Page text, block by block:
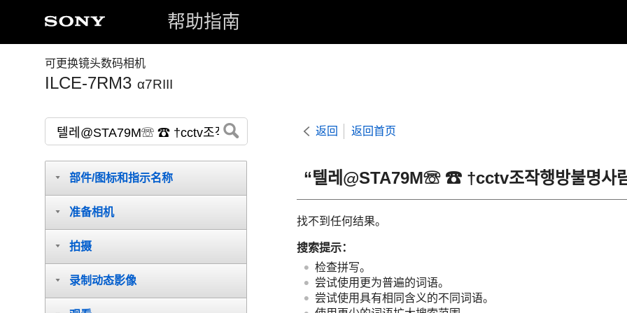
帮助指南
可更换镜头数码相机
ILCE-7RM3 α7RIII
返回 返回首页
“텔레@STA79M☏ ☎ †cctv조작행방불명사
找不到任何结果。
搜索提示：
检查拼写。
尝试使用更为普遍的词语。
尝试使用具有相同含义的不同词语。
部件/图标和指示名称
准备相机
拍摄
录制动态影像